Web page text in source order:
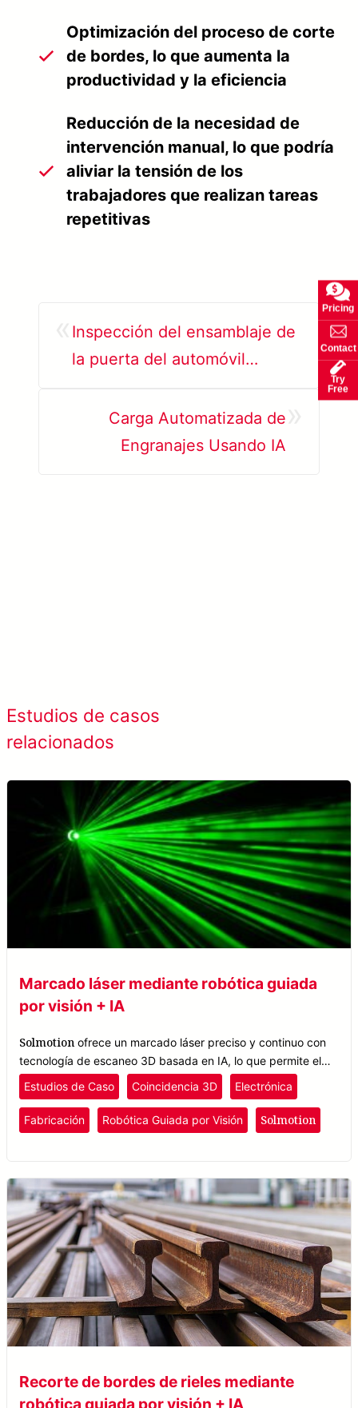
Optimización del proceso de corte
de bordes, lo que aumenta la
productividad y la eficiencia
Reducción de la necesidad de
intervención manual, lo que podría
aliviar la tensión de los
trabajadores que realizan tareas
repetitivas
Inspección del ensamblaje de
la puerta del automóvil
Carga Automatizada de
Engranajes Usando IA
Estudios de casos
relacionados
Marcado láser mediante robótica guiada
por visión + IA
Solmotion ofrece un marcado láser preciso y continuo con
tecnología de escaneo 3D basada en IA, lo que permite el
posicionamiento de piezas en tiempo real para que los
robots identifiquen y marquen objetos con precisión.
Estudios de Caso Coincidencia 3D Electrónica
Fabricación Robótica Guiada por Visión Solmotion
Recorte de bordes de rieles mediante
Pricing
Contact
Try
Free